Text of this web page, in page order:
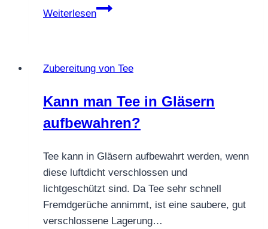
Weiterlesen
Teekulturen
Zubereitung von Tee
Kann man Tee in Gläsern
aufbewahren?
Tee kann in Gläsern aufbewahrt werden, wenn
diese luftdicht verschlossen und
lichtgeschützt sind. Da Tee sehr schnell
Fremdgerüche annimmt, ist eine saubere, gut
verschlossene Lagerung…